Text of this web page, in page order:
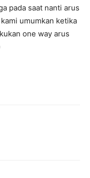
pada saat nanti arus
umumkan ketika
one way arus